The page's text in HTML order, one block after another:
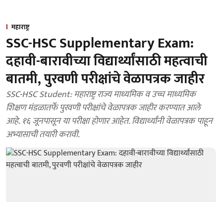
महाराष्ट्र
SSC-HSC Supplementary Exam:
दहावी-बारावीच्या विद्यार्थ्यांसाठी महत्वाची
बातमी, पुरवणी परीक्षांचे वेळापत्रक जाहीर
SSC-HSC Student: महाराष्ट्र राज्य माध्यमिक व उच्च माध्यमिक
शिक्षण मंडळातर्फे पुरवणी परीक्षांचे वेळापत्रक जाहीर करण्यात आले
आहे. १६ जूनपासून या परीक्षा होणार आहेत. विद्यार्थ्यांनी वेळापत्रक पाहून
अभ्यासाची तयारी करावी.